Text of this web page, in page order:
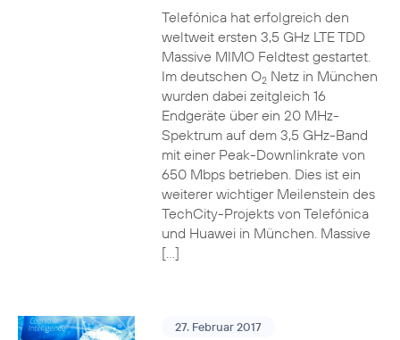
Telefónica hat erfolgreich den
weltweit ersten 3,5 GHz LTE TDD
Massive MIMO Feldtest gestartet.
Im deutschen O2Netz in München
wurden dabei zeitgleich 16
Endgeräte über ein 20 MHz-
Spektrum auf dem 3,5 GHz-Band
mit einer Peak-Downlinkrate von
650 Mbps betrieben. Dies ist ein
weiterer wichtiger Meilenstein des
TechCity-Projekts von Telefónica
und Huawei in München. Massive
[…]
27. Februar 2017